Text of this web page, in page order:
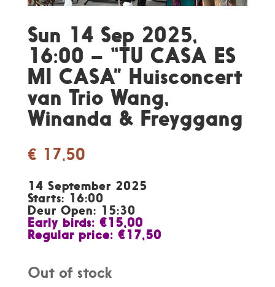
Sun 14 Sep 2025,
16:00 – “TU CASA ES
MI CASA” Huisconcert
van Trio Wang,
Winanda & Freyggang
€ 17,50
14 September 2025
Starts: 16:00
Deur Open: 15:30
Early birds: €15,00
Regular price: €17,50
Out of stock